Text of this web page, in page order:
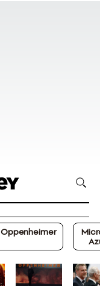
Oppenheimer